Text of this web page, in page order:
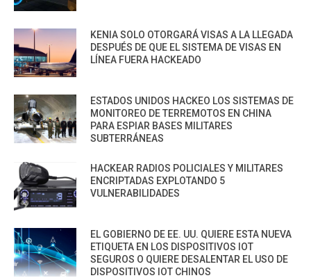
KENIA SOLO OTORGARÁ VISAS A LA LLEGADA
DESPUÉS DE QUE EL SISTEMA DE VISAS EN
LÍNEA FUERA HACKEADO
ESTADOS UNIDOS HACKEO LOS SISTEMAS DE
MONITOREO DE TERREMOTOS EN CHINA
PARA ESPIAR BASES MILITARES
SUBTERRÁNEAS
HACKEAR RADIOS POLICIALES Y MILITARES
ENCRIPTADAS EXPLOTANDO 5
VULNERABILIDADES
EL GOBIERNO DE EE. UU. QUIERE ESTA NUEVA
ETIQUETA EN LOS DISPOSITIVOS IOT
SEGUROS O QUIERE DESALENTAR EL USO DE
DISPOSITIVOS IOT CHINOS